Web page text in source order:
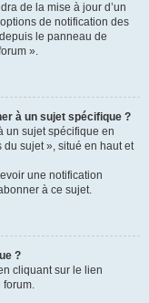
de la mise à jour d’un
de notification des
le panneau de
».
à un sujet spécifique ?
un sujet spécifique en
sujet », situé en haut et
une notification
à ce sujet.
?
cliquant sur le lien
forum.